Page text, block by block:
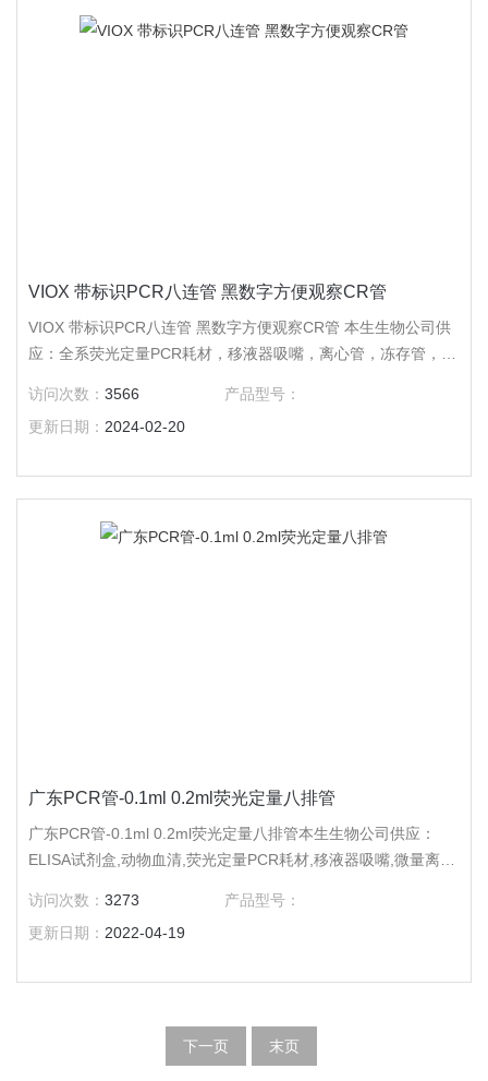
VIOX 带标识PCR八连管 黑数字方便观察CR管
VIOX 带标识PCR八连管 黑数字方便观察CR管 本生生物公司供
应：全系荧光定量PCR耗材，移液器吸嘴，离心管，冻存管，培
滤器。
访问次数：3566
产品型号：
更新日期： 2024-02-20
广东PCR管-0.1ml 0.2ml荧光定量八排管
广东PCR管-0.1ml 0.2ml荧光定量八排管本生生物公司供应：
ELISA试剂盒,动物血清,荧光定量PCR耗材,移液器吸嘴,微量离心
色谱耗材,针头过滤器,分光光度计。
访问次数：3273
产品型号：
更新日期： 2022-04-19
下一页 末页